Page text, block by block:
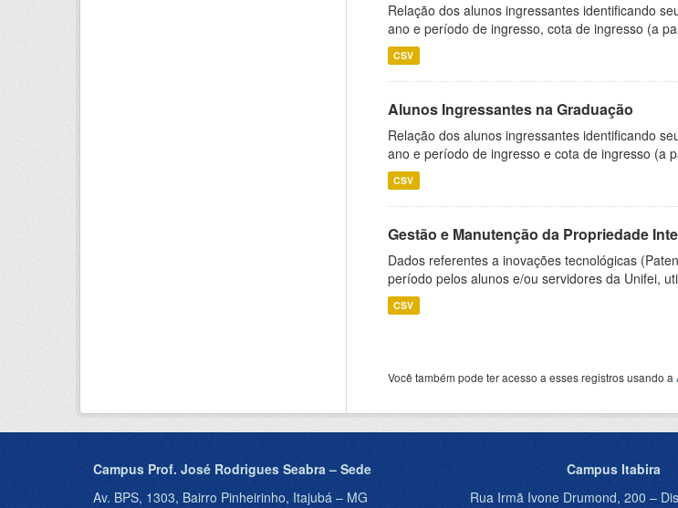
Relação dos alunos ingressantes identificando
ano e período de ingresso, cota de ingresso (a
CSV
Alunos Ingressantes na Graduação
Relação dos alunos ingressantes identificando
ano e período de ingresso e cota de ingresso (a
CSV
Gestão e Manutenção da Propriedade
Dados referentes a inovações tecnológicas
período pelos alunos e/ou servidores da Unifei,
CSV
Você também pode ter acesso a esses registros usando a
Campus Prof. José Rodrigues Seabra – Sede
Av. BPS, 1303, Bairro Pinheirinho, Itajubá – MG
Campus Itabira
Rua Irmã Ivone Drumond, 200 –